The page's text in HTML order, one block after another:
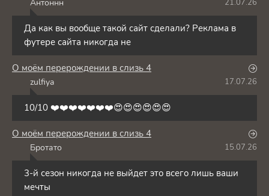
Антоннн 21.07.26
Да как вы вообще такой сайт сделали? Реклама в
футере сайта никогда не
О моём перерождении в слизь 4
zulfiya 17.07.26
10/10 ❤️❤️❤️❤️❤️❤️❤️😍😍😍😍😍😍
О моём перерождении в слизь 4
Бротато 15.07.26
3-й сезон никогда не выйдет это всего лишь ваши
мечты